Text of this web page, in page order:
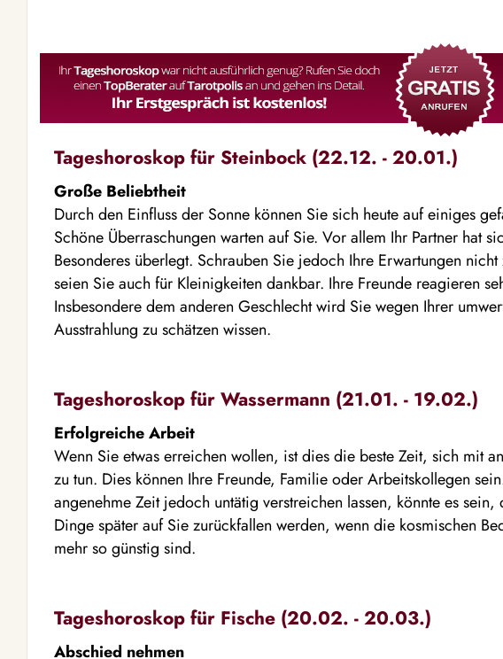
Tageshoroskop für Steinbock (22.12. - 20.01.)
Große Beliebtheit
Durch den Einfluss der Sonne können Sie sich heute auf einiges
Schöne Überraschungen warten auf Sie. Vor allem Ihr Partner hat
Besonderes überlegt. Schrauben Sie jedoch Ihre Erwartungen
seien Sie auch für Kleinigkeiten dankbar. Ihre Freunde reagieren
Insbesondere dem anderen Geschlecht wird Sie wegen Ihrer
Ausstrahlung zu schätzen wissen.
Tageshoroskop für Wassermann (21.01. - 19.02.)
Erfolgreiche Arbeit
Wenn Sie etwas erreichen wollen, ist dies die beste Zeit, sich mit
zu tun. Dies können Ihre Freunde, Familie oder Arbeitskollegen
angenehme Zeit jedoch untätig verstreichen lassen, könnte es sein,
Dinge später auf Sie zurückfallen werden, wenn die kosmischen
mehr so günstig sind.
Tageshoroskop für Fische (20.02. - 20.03.)
Abschied nehmen